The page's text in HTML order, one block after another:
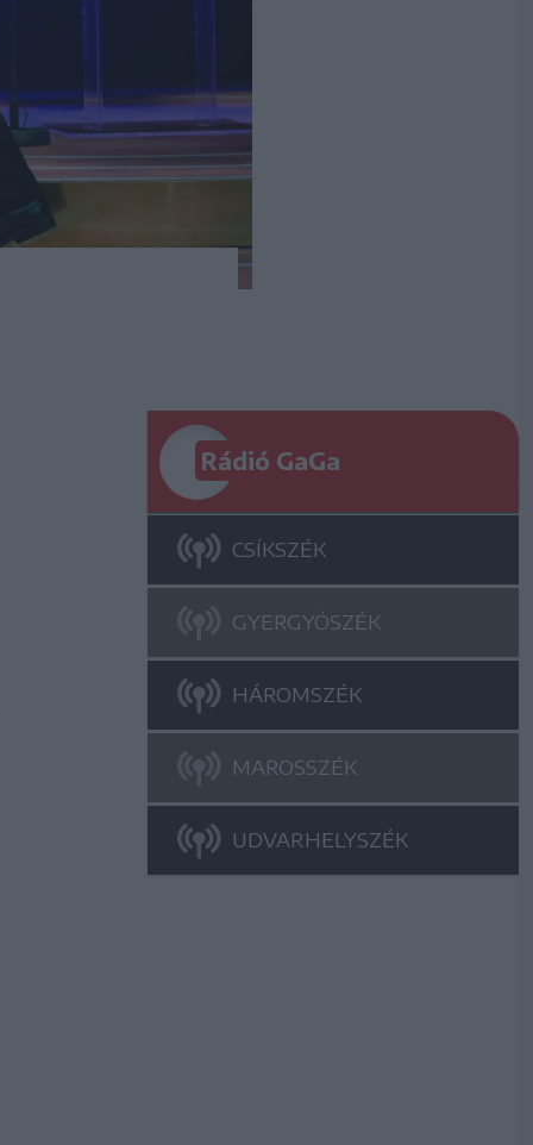
Rádió GaGa
CSÍKSZÉK
GYERGYÓSZÉK
HÁROMSZÉK
MAROSSZÉK
UDVARHELYSZÉK